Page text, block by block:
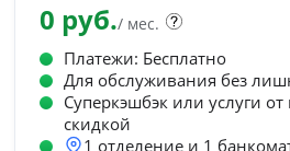
0 руб./ мес.
Платежи: Бесплатно
Для обслуживания без
Суперкэшбэк или услуги от
скидкой
1 отделение и 1